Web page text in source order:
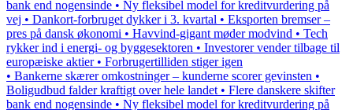
bank end nogensinde • Ny fleksibel model for kreditvurdering på
vej • Dankort-forbruget dykker i 3. kvartal • Eksporten bremser –
pres på dansk økonomi • Havvind-gigant møder modvind • Tech
rykker ind i energi- og byggesektoren • Investorer vender tilbage til
europæiske aktier • Forbrugertilliden stiger igen
• Bankerne skærer omkostninger – kunderne scorer gevinsten •
Boligudbud falder kraftigt over hele landet • Flere danskere skifter
bank end nogensinde • Ny fleksibel model for kreditvurdering på